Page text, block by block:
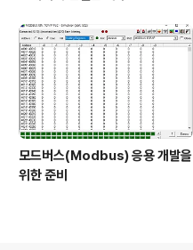
모드버스(Modbus) 응용 개발을
위한 준비